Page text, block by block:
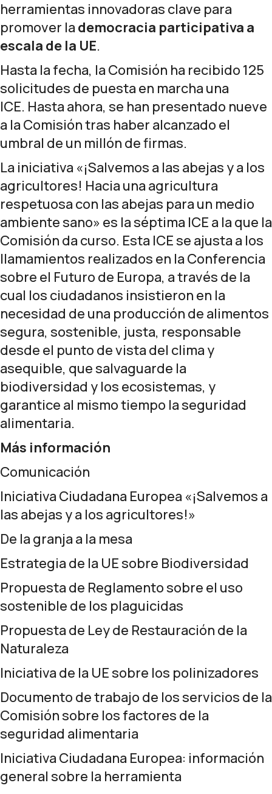
herramientas innovadoras clave para
promover la democracia participativa a
escala de la UE.
Hasta la fecha, la Comisión ha recibido 125
solicitudes de puesta en marcha una
ICE. Hasta ahora, se han presentado nueve
a la Comisión tras haber alcanzado el
umbral de un millón de firmas.
La iniciativa «¡Salvemos a las abejas y a los
agricultores! Hacia una agricultura
respetuosa con las abejas para un medio
ambiente sano» es la séptima ICE a la que la
Comisión da curso. Esta ICE se ajusta a los
llamamientos realizados en la Conferencia
sobre el Futuro de Europa, a través de la
cual los ciudadanos insistieron en la
necesidad de una producción de alimentos
segura, sostenible, justa, responsable
desde el punto de vista del clima y
asequible, que salvaguarde la
biodiversidad y los ecosistemas, y
garantice al mismo tiempo la seguridad
alimentaria.
Más información
Comunicación
Iniciativa Ciudadana Europea «¡Salvemos a
las abejas y a los agricultores!»
De la granja a la mesa
Estrategia de la UE sobre Biodiversidad
Propuesta de Reglamento sobre el uso
sostenible de los plaguicidas
Propuesta de Ley de Restauración de la
Naturaleza
Iniciativa de la UE sobre los polinizadores
Documento de trabajo de los servicios de la
Comisión sobre los factores de la
seguridad alimentaria
Iniciativa Ciudadana Europea: información
general sobre la herramienta